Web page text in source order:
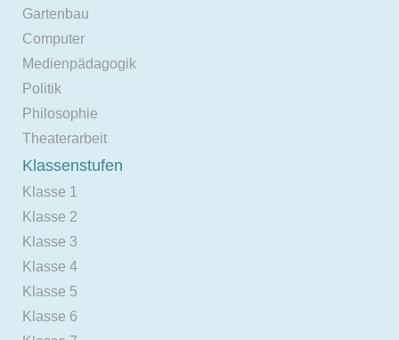
Gartenbau
Computer
Medienpädagogik
Politik
Philosophie
Theaterarbeit
Klassenstufen
Klasse 1
Klasse 2
Klasse 3
Klasse 4
Klasse 5
Klasse 6